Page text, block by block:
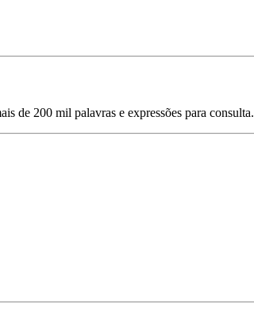
de 200 mil palavras e expressões para consulta.